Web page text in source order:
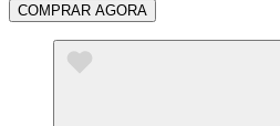
COMPRAR AGORA